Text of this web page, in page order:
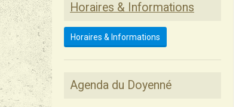
Horaires & Informations
Horaires & Informations
Agenda du Doyenné